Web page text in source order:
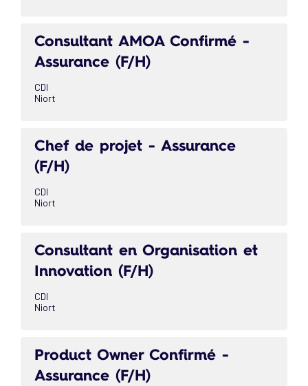
Consultant AMOA Confirmé -
Assurance (F/H)
CDI
Niort
Chef de projet - Assurance
(F/H)
CDI
Niort
Consultant en Organisation et
Innovation (F/H)
CDI
Niort
Product Owner Confirmé -
Assurance (F/H)